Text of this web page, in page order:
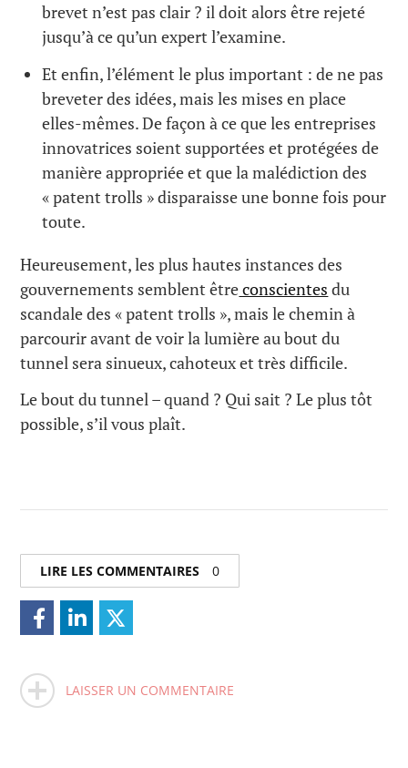
brevet n’est pas clair ? il doit alors être rejeté
jusqu’à ce qu’un expert l’examine.
Et enfin, l’élément le plus important : de ne pas
breveter des idées, mais les mises en place
elles-mêmes. De façon à ce que les entreprises
innovatrices soient supportées et protégées de
manière appropriée et que la malédiction des
« patent trolls » disparaisse une bonne fois pour
toute.
Heureusement, les plus hautes instances des
gouvernements semblent êtreconscientes du
scandale des « patent trolls », mais le chemin à
parcourir avant de voir la lumière au bout du
tunnel sera sinueux, cahoteux et très difficile.
Le bout du tunnel – quand ? Qui sait ? Le plus tôt
possible, s’il vous plaît.
LIRE LES COMMENTAIRES 0
LAISSER UN COMMENTAIRE